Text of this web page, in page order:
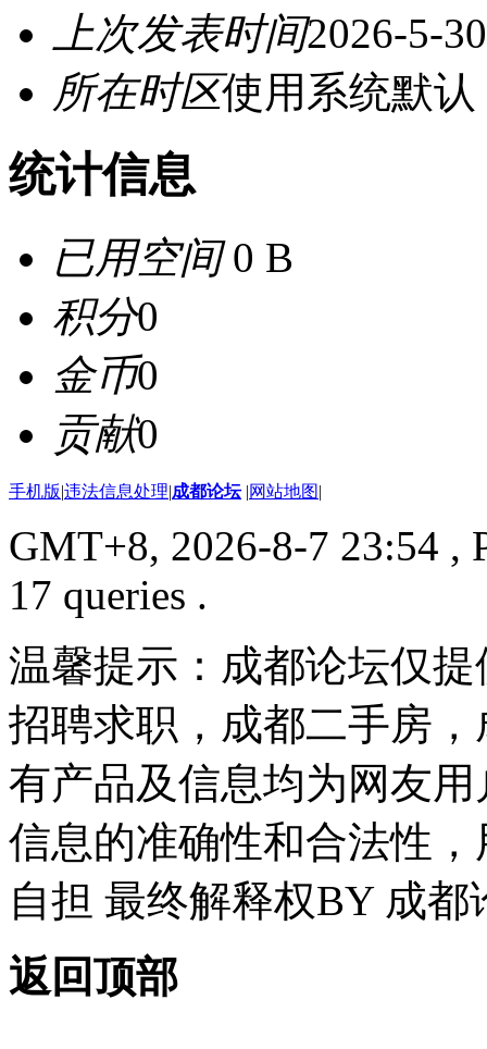
上次发表时间2026-5-
所在时区使用系统默认
统计信息
已用空间0 B
积分0
金币0
贡献0
手机版|违法信息处理|成都论坛 |网站地图|
GMT+8, 2026-8-7 23:54 ,
17 queries .
温馨提示：成都论坛仅
招聘求职，成都二手房
有产品及信息均为网友
信息的准确性和合法性
自担 最终解释权BY 成都
返回顶部